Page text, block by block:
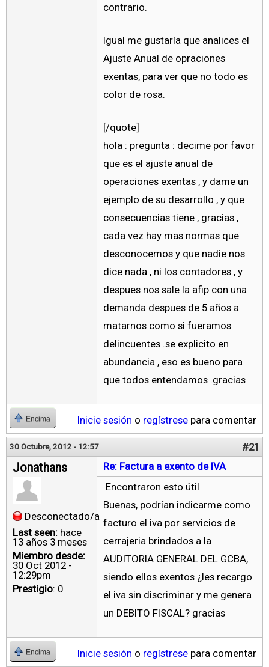
contrario.
Igual me gustaría que analices el
Ajuste Anual de opraciones
exentas, para ver que no todo es
color de rosa.
[/quote]
hola : pregunta : decime por favor
que es el ajuste anual de
operaciones exentas , y dame un
ejemplo de su desarrollo , y que
consecuencias tiene , gracias ,
cada vez hay mas normas que
desconocemos y que nadie nos
dice nada , ni los contadores , y
despues nos sale la afip con una
demanda despues de 5 años a
matarnos como si fueramos
delincuentes .se explicito en
abundancia , eso es bueno para
que todos entendamos .gracias
Encima Inicie sesión o regístrese para comentar
30 Octubre, 2012 - 12:57 #21
Jonathans
Desconectado/a
Last seen: hace
13 años 3 meses
Miembro desde:
30 Oct 2012 -
12:29pm
Prestigio: 0
Re: Factura a exento de IVA
Encontraron esto útil
Buenas, podrían indicarme como
facturo el iva por servicios de
cerrajeria brindados a la
AUDITORIA GENERAL DEL GCBA,
siendo ellos exentos ¿les recargo
el iva sin discriminar y me genera
un DEBITO FISCAL? gracias
Encima Inicie sesión o regístrese para comentar